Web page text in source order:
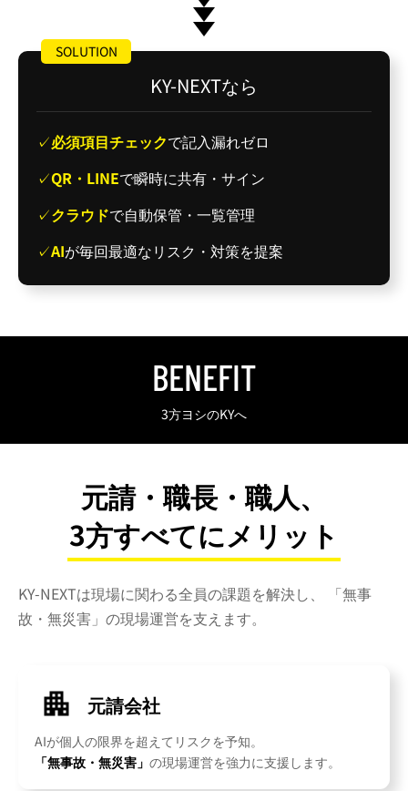
SOLUTION
KY-NEXTなら
必須項目チェックで記入漏れゼロ
QR・LINEで瞬時に共有・サイン
クラウドで自動保管・一覧管理
AIが毎回最適なリスク・対策を提案
BENEFIT
3方ヨシのKYへ
元請・職長・職人、
3方すべてにメリット
KY-NEXTは現場に関わる全員の課題を解決し、
「無事
故・無災害」の現場運営を支えます。
元請会社
AIが個人の限界を超えてリスクを予知。
「無事故・無災害」 の現場運営を強力に支援します。